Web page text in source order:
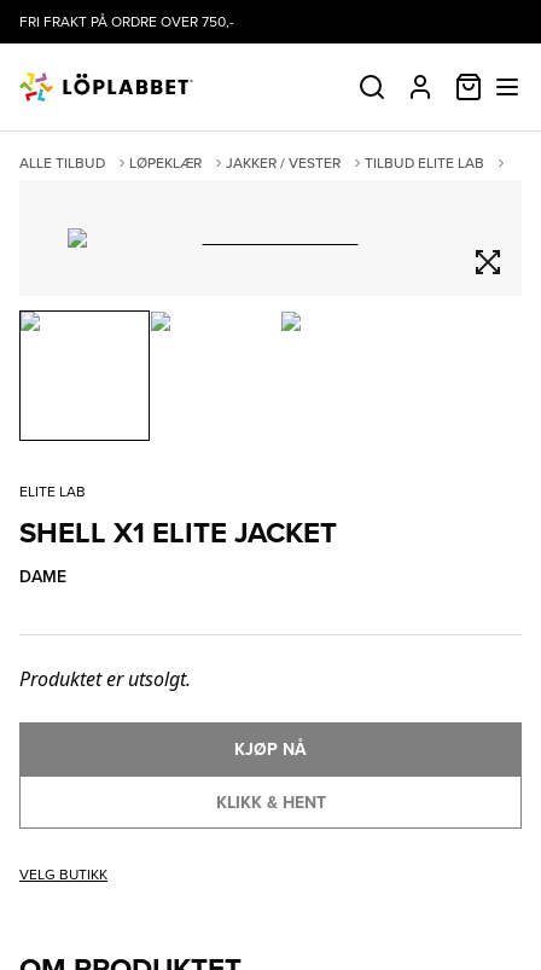
FRI FRAKT PÅ ORDRE OVER 750,-
SØK PROFIL
ALLE TILBUD LØPEKLÆR JAKKER / VESTER
TILBUD ELITE LAB
ELITE LAB
SHELL X1 ELITE JACKET
DAME
Produktet er utsolgt.
KLIKK & HENT
KJØP NÅ
VELG BUTIKK